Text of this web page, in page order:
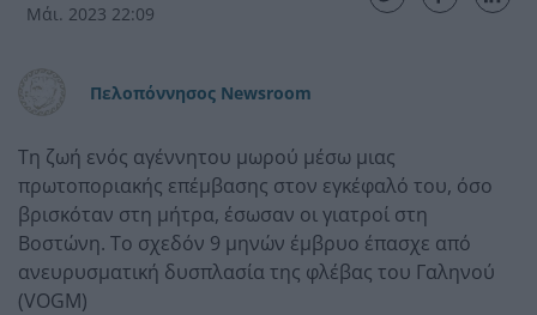
Μάι. 2023 22:09
Πελοπόννησος Newsroom
Τη ζωή ενός αγέννητου μωρού μέσω μιας
πρωτοποριακής επέμβασης στον εγκέφαλό του, όσο
βρισκόταν στη μήτρα, έσωσαν οι γιατροί στη
Βοστώνη. Το σχεδόν 9 μηνών έμβρυο έπασχε από
ανευρυσματική δυσπλασία της φλέβας του Γαληνού
(VOGM)